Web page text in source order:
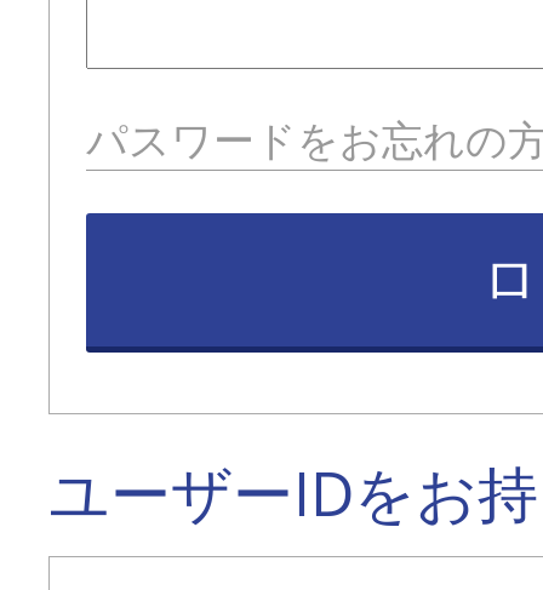
パスワードをお忘れの
ユーザーIDをお